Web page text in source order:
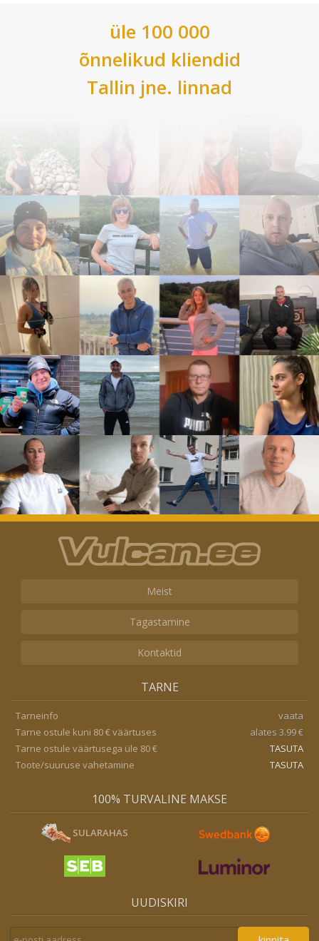
üle 100 000
õnnelikud kliendid
Tallin jne. linnad
Meist
Tagastamine
Kontaktid
TARNE
Tarneinfo
vaata
Tarne ostule kuni 80 € väärtuses
alates 3.99 €
Tarne ostule väärtusega üle 80 €
TASUTA
Toote/suuruse vahetamine
TASUTA
100% TURVALINE MAKSE
SULARAHAS
UUDISKIRI